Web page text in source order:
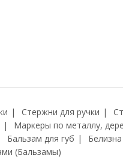
Стержни для ручки
Маркеры по металлу,
Бальзам для губ Белизна
(Бальзамы)